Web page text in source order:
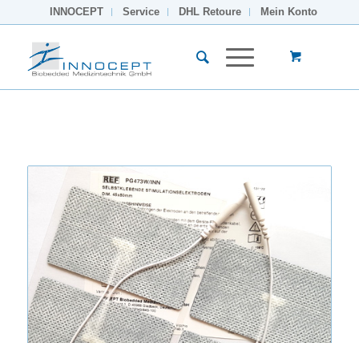
INNOCEPT Service DHL Retoure Mein Konto